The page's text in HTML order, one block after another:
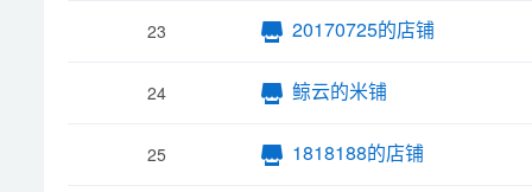
23 20170725的店铺
24 鲸云的米铺
25 1818188的店铺